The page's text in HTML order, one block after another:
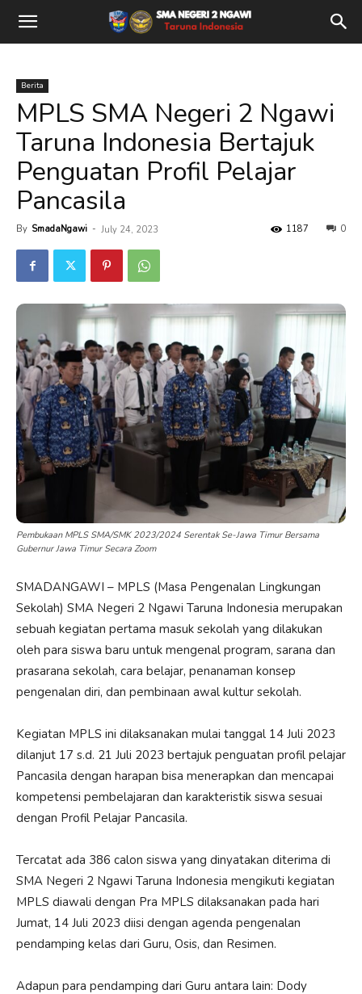
Berita
MPLS SMA Negeri 2 Ngawi
Taruna Indonesia Bertajuk
Penguatan Profil Pelajar
Pancasila
By SmadaNgawi - July 24, 2023 0
1187
Pembukaan MPLS SMA/SMK 2023/2024 Serentak Se-Jawa Timur Bersama
Gubernur Jawa Timur Secara Zoom
SMADANGAWI – MPLS (Masa Pengenalan Lingkungan
Sekolah) SMA Negeri 2 Ngawi Taruna Indonesia merupakan
sebuah kegiatan pertama masuk sekolah yang dilakukan
oleh para siswa baru untuk mengenal program, sarana dan
prasarana sekolah, cara belajar, penanaman konsep
pengenalan diri, dan pembinaan awal kultur sekolah.
Kegiatan MPLS ini dilaksanakan mulai tanggal 14 Juli 2023
dilanjut 17 s.d. 21 Juli 2023 bertajuk penguatan profil pelajar
Pancasila dengan harapan bisa menerapkan dan mencapai
kompetensi pembelajaran dan karakteristik siswa sesuai
dengan Profil Pelajar Pancasila.
Tercatat ada 386 calon siswa yang dinyatakan diterima di
SMA Negeri 2 Ngawi Taruna Indonesia mengikuti kegiatan
MPLS diawali dengan Pra MPLS dilaksanakan pada hari
Jumat, 14 Juli 2023 diisi dengan agenda pengenalan
pendamping kelas dari Guru, Osis, dan Resimen.
Adapun para pendamping dari Guru antara lain: Dody